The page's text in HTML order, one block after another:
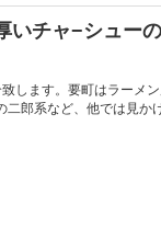
いチャ−シュー
します。要町はラーメ
郎系など、他では見か